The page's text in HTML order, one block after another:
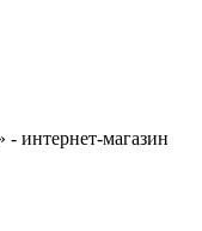
интернет-магазин